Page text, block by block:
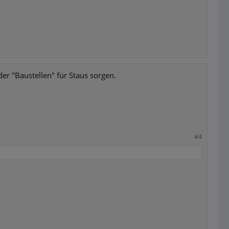
"Baustellen" für Staus sorgen.
#4